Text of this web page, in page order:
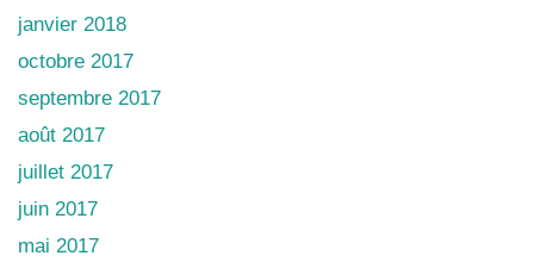
janvier 2018
octobre 2017
septembre 2017
août 2017
juillet 2017
juin 2017
mai 2017